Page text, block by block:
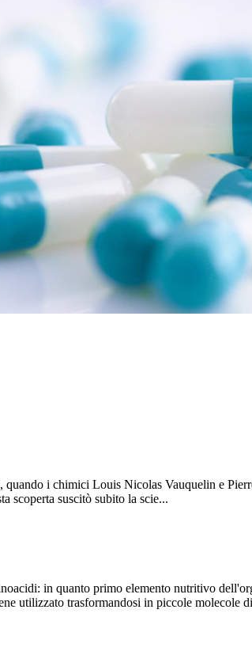
i chimici Louis Nicolas Vauquelin e
scoperta suscitò subito la scie...
in quanto primo elemento nutritivo
utilizzato trasformandosi in piccole molecole